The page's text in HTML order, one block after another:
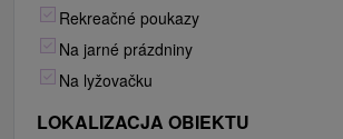
Rekreačné poukazy
Na jarné prázdniny
Na lyžovačku
LOKALIZACJA OBIEKTU